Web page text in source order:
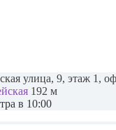
улица, 9, этаж 1,
192 м
в 10:00